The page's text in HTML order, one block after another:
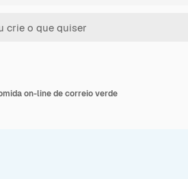
on-line de correio verde